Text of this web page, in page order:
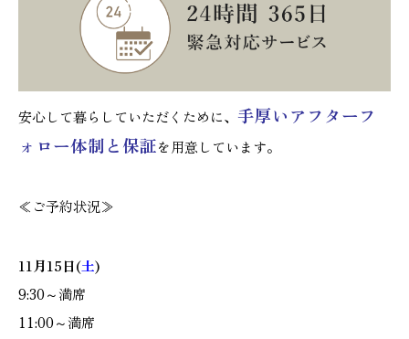
安心して暮らしていただくために、 手厚いアフターフ
ォロー体制と保証を用意しています。
≪ご予約状況≫
11月15日(土)
9:30～満席
11:00～満席